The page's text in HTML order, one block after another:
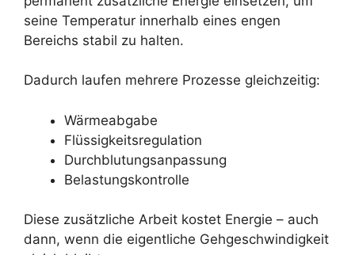
seine Temperatur innerhalb eines engen
Bereichs stabil zu halten.
Dadurch laufen mehrere Prozesse gleichzeitig:
Wärmeabgabe
Flüssigkeitsregulation
Durchblutungsanpassung
Belastungskontrolle
Diese zusätzliche Arbeit kostet Energie – auch
dann, wenn die eigentliche Gehgeschwindigkeit